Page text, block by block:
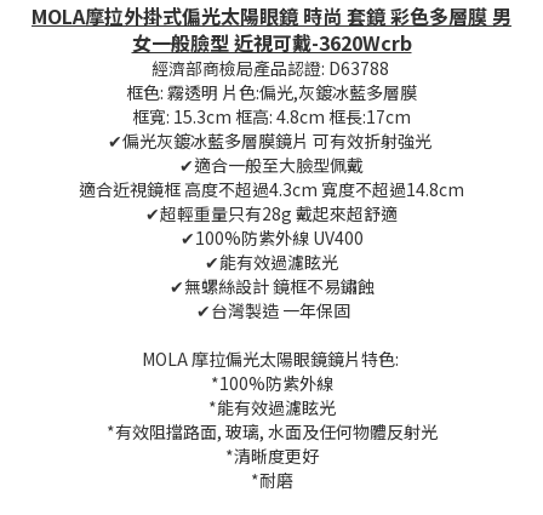
MOLA摩拉外掛式偏光太陽眼鏡 時尚 套鏡 彩色多層膜 男
女一般臉型 近視可戴-3620Wcrb
經濟部商檢局產品認證: D63788
框色: 霧透明 片色:偏光,灰鍍冰藍多層膜
框寬: 15.3cm 框高: 4.8cm 框長:17cm
✔偏光灰鍍冰藍多層膜鏡片 可有效折射強光
✔適合一般至大臉型佩戴
適合近視鏡框 高度不超過4.3cm 寬度不超過14.8cm
✔超輕重量只有28g 戴起來超舒適
✔100%防紫外線 UV400
✔能有效過濾眩光
✔無螺絲設計 鏡框不易鏽蝕
✔台灣製造 一年保固
MOLA 摩拉偏光太陽眼鏡鏡片特色:
*100%防紫外線
*能有效過濾眩光
*有效阻擋路面, 玻璃, 水面及任何物體反射光
*清晰度更好
*耐磨